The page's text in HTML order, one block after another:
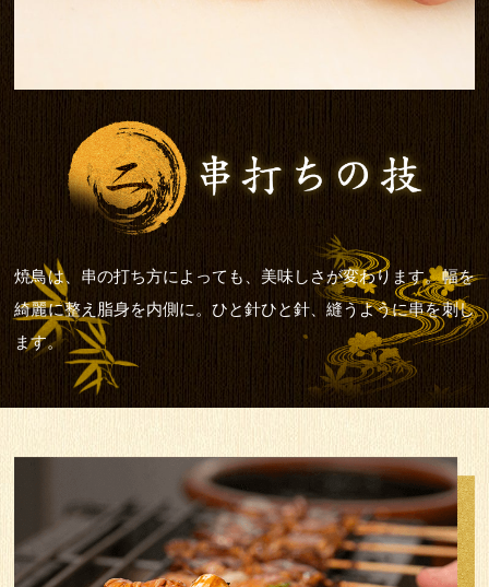
焼鳥は、串の打ち方によっても、美味しさが変わります。幅を
綺麗に整え脂身を内側に。ひと針ひと針、縫うように串を刺し
ます。